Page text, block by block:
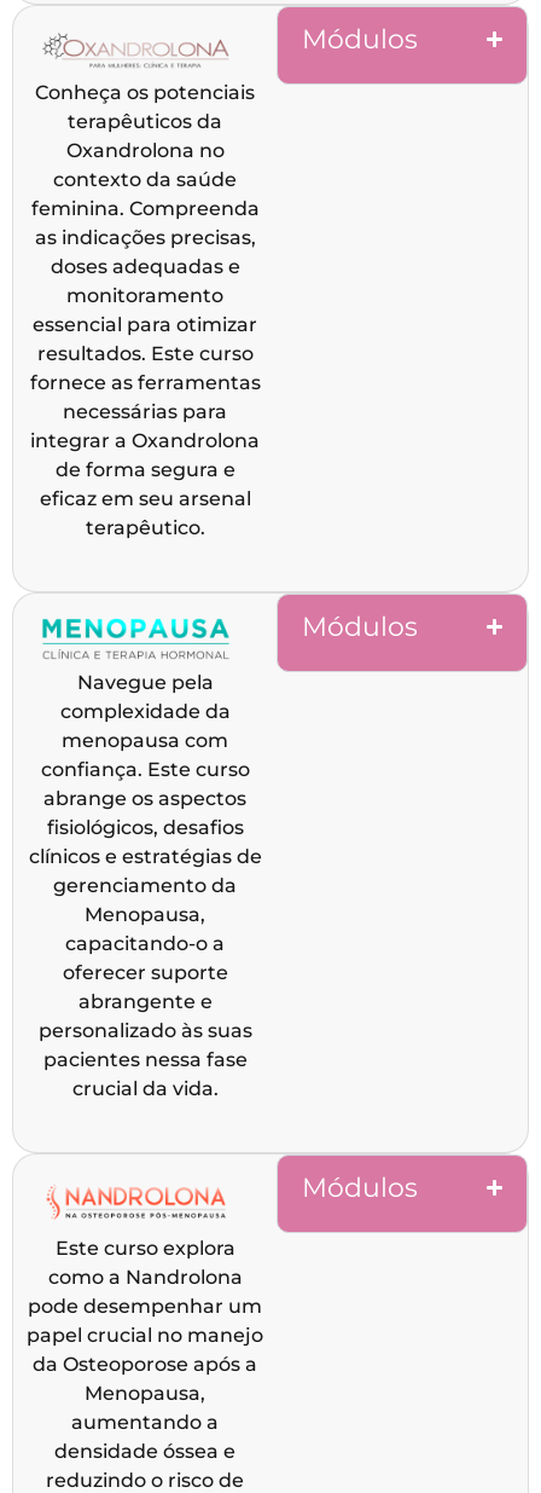
Conheça os potenciais
terapêuticos da
Oxandrolona no
contexto da saúde
feminina. Compreenda
as indicações precisas,
doses adequadas e
monitoramento
essencial para otimizar
resultados. Este curso
fornece as ferramentas
necessárias para
integrar a Oxandrolona
de forma segura e
eficaz em seu arsenal
terapêutico.
Módulos
Navegue pela
complexidade da
menopausa com
confiança. Este curso
abrange os aspectos
fisiológicos, desafios
clínicos e estratégias de
gerenciamento da
Menopausa,
capacitando-o a
oferecer suporte
abrangente e
personalizado às suas
pacientes nessa fase
crucial da vida.
Módulos
Este curso explora
como a Nandrolona
pode desempenhar um
papel crucial no manejo
da Osteoporose após a
Menopausa,
aumentando a
densidade óssea e
reduzindo o risco de
Módulos